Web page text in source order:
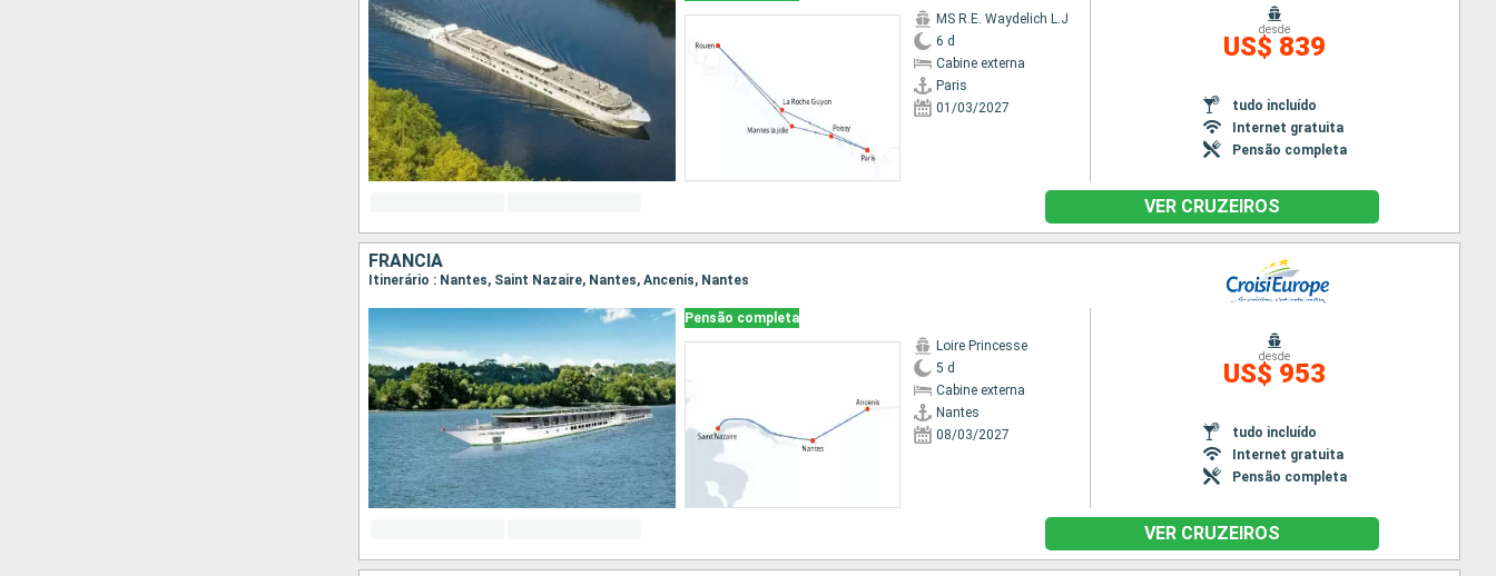
MS R.E. Waydelich L.J
6 d
Cabine externa
Paris
01/03/2027
desde
US$ 839
tudo incluído
Internet gratuita
Pensão completa
VER CRUZEIROS
FRANCIA
Itinerário : Nantes, Saint Nazaire, Nantes, Ancenis, Nantes
Pensão completa
Loire Princesse
5 d
Cabine externa
Nantes
08/03/2027
desde
US$ 953
tudo incluído
Internet gratuita
Pensão completa
VER CRUZEIROS